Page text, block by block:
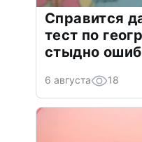
Справится
тест по
стыдно
6 августа 18